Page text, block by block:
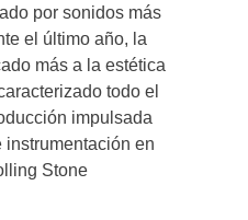
por sonidos más
el último año, la
más a la estética
todo el
impulsada
instrumentación en
Stone